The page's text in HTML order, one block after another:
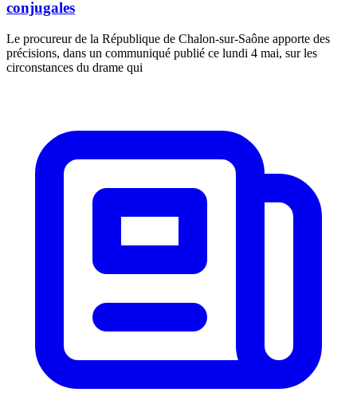
conjugales
Le procureur de la République de Chalon-sur-Saône apporte des
précisions, dans un communiqué publié ce lundi 4 mai, sur les
circonstances du drame qui